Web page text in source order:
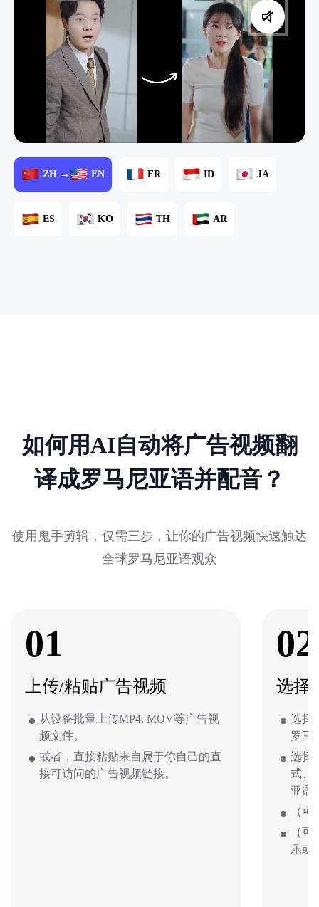
ZH → EN FR ID JA
ES KO TH AR
如何用AI自动将广告视频翻
译成罗马尼亚语并配音？
使用鬼手剪辑，仅需三步，让你的广告视频快速触达
全球罗马尼亚语观众
01
上传/粘贴广告视频
从设备批量上传MP4, MOV等广告视
频文件。
或者，直接粘贴来自属于你自己的直
接可访问的广告视频链接。
02
选择
选择
罗马
选择
式、
亚语
（
（
乐或